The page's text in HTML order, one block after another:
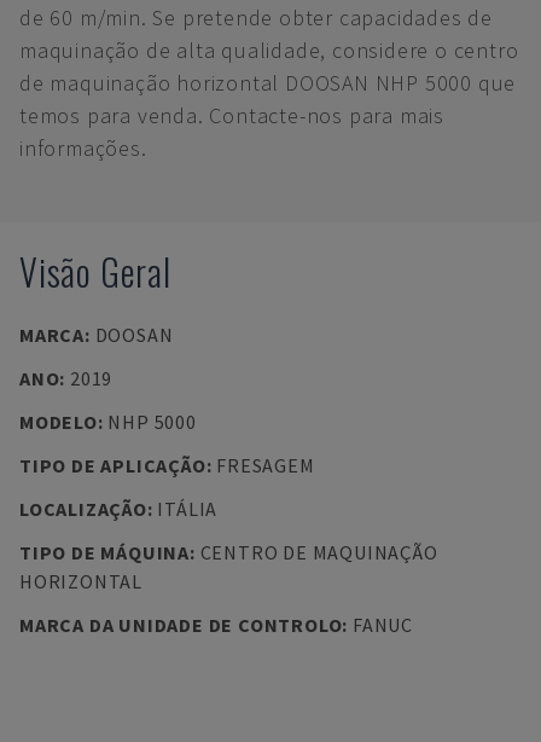
de 60 m/min. Se pretende obter capacidades de
maquinação de alta qualidade, considere o centro
de maquinação horizontal DOOSAN NHP 5000 que
temos para venda. Contacte-nos para mais
informações.
Visão Geral
MARCA: DOOSAN
ANO: 2019
MODELO: NHP 5000
TIPO DE APLICAÇÃO: FRESAGEM
LOCALIZAÇÃO: ITÁLIA
TIPO DE MÁQUINA: CENTRO DE MAQUINAÇÃO
HORIZONTAL
MARCA DA UNIDADE DE CONTROLO: FANUC